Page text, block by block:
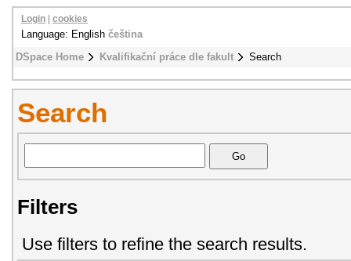
DSpace Home Kvalifikační práce dle fakult Search
Login cookies
Language: English čeština
Search
Filters
Use filters to refine the search results.